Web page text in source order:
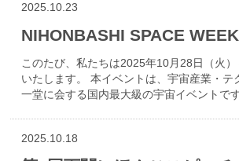
2025.10.23
NIHONBASHI SPACE
このたび、私たちは2025年10月28日（火
いたします。 本イベントは、宇宙産業・
一堂に会する国内最大級の宇宙イベントです
2025.10.18